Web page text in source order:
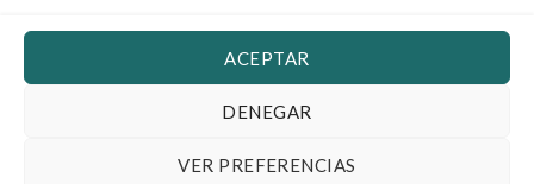
ACEPTAR
DENEGAR
VER PREFERENCIAS